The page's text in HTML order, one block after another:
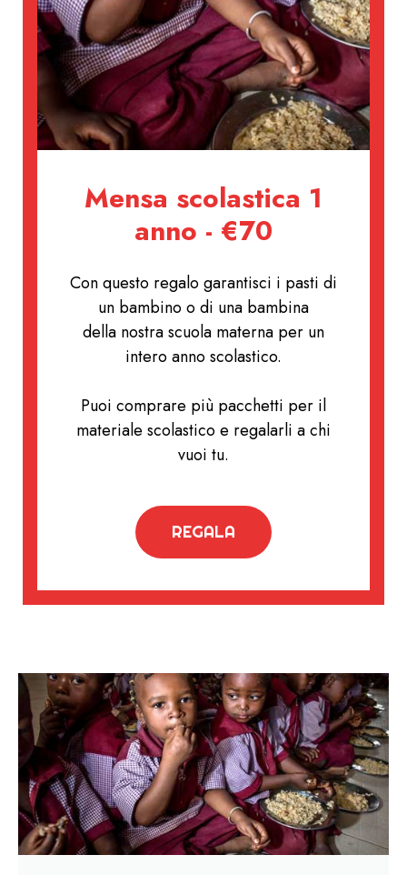
Mensa scolastica 1
anno - €70
Con questo regalo garantisci i pasti di
un bambino o di una bambina
della nostra scuola materna per un
intero anno scolastico.
Puoi comprare più pacchetti per il
materiale scolastico e regalarli a chi
vuoi tu.
REGALA